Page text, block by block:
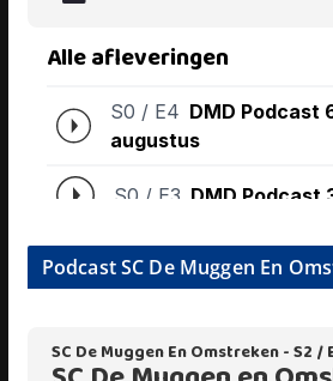
Podcast SC De Muggen En